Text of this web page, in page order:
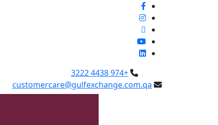
+974 4438 3222
customercare@gulfexchange.com.qa